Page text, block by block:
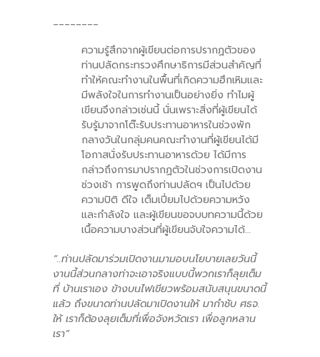
________
ความรู้สึกจากผู้เขียนต่อการปรากฏตัวของ
ท่านปลัดกระทรวงศึกษาธิการมีส่วนสำคัญที่
ทำให้คณะทำงานในพื้นที่เกิดความฮึกเหิมและ
มีพลังใจในการทำงานเป็นอย่างยิ่ง ทำไมผู้
เขียนจึงกล่าวเช่นนี้ นั่นเพราะสิ่งที่ผู้เขียนได้
รับรู้มาจากโต๊ะรับประทานอาหารในช่วงพัก
กลางวันในกลุ่มคนคณะทำงานที่ผู้เขียนได้มี
โอกาสนั่งรับประทานอาหารด้วย ได้มีการ
กล่าวถึงการมาปรากฏตัวในช่วงการเปิดงาน
ช่วงเช้า การพูดถึงท่านปลัดฯ เป็นไปด้วย
ความปิติ ดีใจ เต็มเปี่ยมไปด้วยความหวัง
และกำลังใจ และผู้เขียนขอจบบทความนี้ด้วย
เนื้อความบางส่วนที่ผู้เขียนจับใจความได้…
“..ท่านปลัดมาร่วมเปิดงานมามอบนโยบายเลยวันนี้
งานนี้ส่วนกลางท่าจะเอาจริงแบบนี้พวกเราก็ลุยเต็ม
ที่ บ้านเราเอง ข้างบนไฟเขียวพร้อมสนับสนุนขนาดนี้
แล้ว ถึงขนาดท่านปลัดมาเปิดงานให้ มากำชับ ศธจ.
ให้ เราก็ต้องลุยเต็มที่เพื่อจังหวัดเรา เพื่อลูกหลาน
เรา”